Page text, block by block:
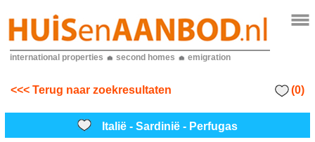
international properties second homes emigration
<<< Terug naar zoekresultaten (0)
Italië - Sardinië - Perfugas